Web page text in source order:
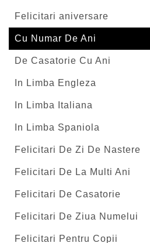
Felicitari aniversare
Cu Numar De Ani
De Casatorie Cu Ani
In Limba Engleza
In Limba Italiana
In Limba Spaniola
Felicitari De Zi De Nastere
Felicitari De La Multi Ani
Felicitari De Casatorie
Felicitari De Ziua Numelui
Felicitari Pentru Copii